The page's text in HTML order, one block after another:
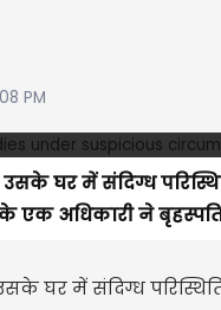
PM
उसके घर में संदिग्ध
अधिकारी ने
घर में संदिग्ध